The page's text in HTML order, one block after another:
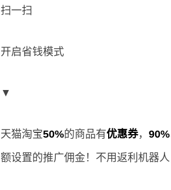
扫一扫
开启省钱模式
▼
天猫淘宝50%的商品有优惠券， 90%
额设置的推广佣金！不用返利机器